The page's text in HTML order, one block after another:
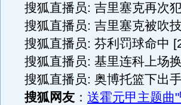
搜狐直播员: 吉里塞克再次
搜狐直播员: 吉里塞克被吹
搜狐直播员: 芬利罚球命中
搜狐直播员: 基里连科上场
搜狐直播员: 奥博托篮下出
搜狐网友 ： 送霍元甲主题曲